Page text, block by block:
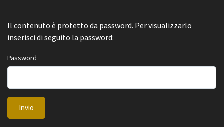
Il contenuto è protetto da password. Per visualizzarlo
inserisci di seguito la password:
Password
Invio